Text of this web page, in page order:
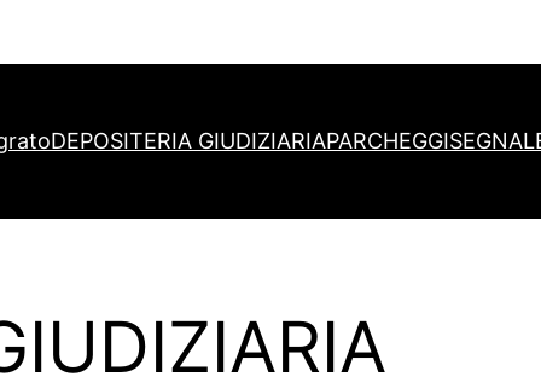
DEPOSITERIA GIUDIZIARIAPARCHEGGI